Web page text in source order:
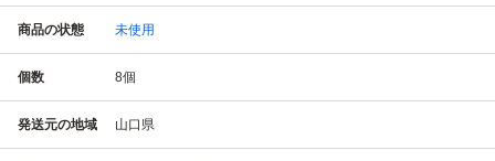
商品の状態 未使用
個数 8個
発送元の地域 山口県